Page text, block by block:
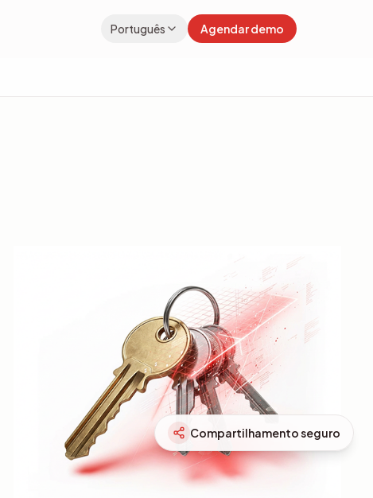
Português Agendar demo
Compartilhamento seguro
Acompanhamento de negócios